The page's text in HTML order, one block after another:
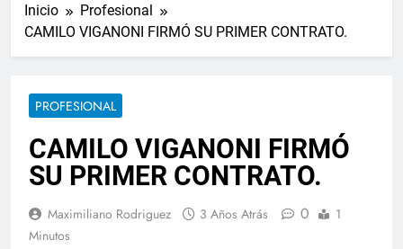
Inicio
Profesional
CAMILO VIGANONI FIRMÓ SU PRIMER CONTRATO.
PROFESIONAL
CAMILO VIGANONI FIRMÓ
SU PRIMER CONTRATO.
Maximiliano Rodriguez 3 Años Atrás 0
1
Minutos